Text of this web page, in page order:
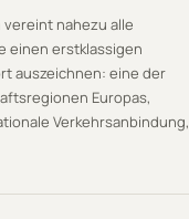
vereint nahezu alle
einen erstklassigen
auszeichnen: eine der
Europas,
Verkehrsanbindung,